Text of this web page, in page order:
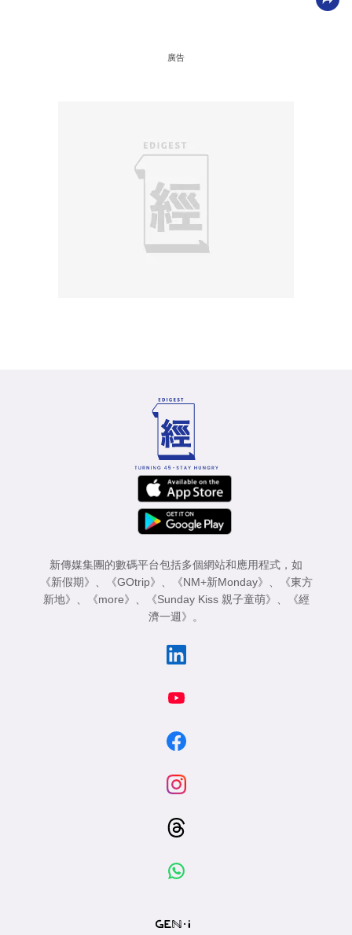
廣告
新傳媒集團的數碼平台包括多個網站和應用程式，如
《新假期》
《GOtrip》 《NM+新Monday》
《東方
新地》
《more》 《Sunday Kiss 親子童萌》
《經
濟一週》
。